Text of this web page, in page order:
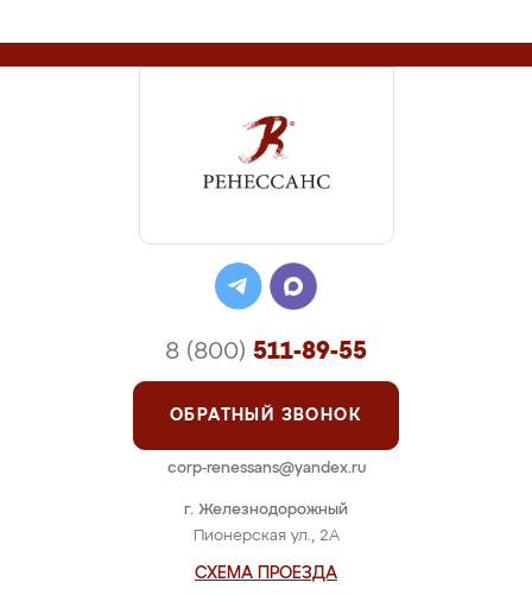
г. Железнодорожный
Пионерская ул., 2А
СХЕМА ПРОЕЗДА
8 (800) 511-89-55
ОБРАТНЫЙ ЗВОНОК
corp-renessans@yandex.ru